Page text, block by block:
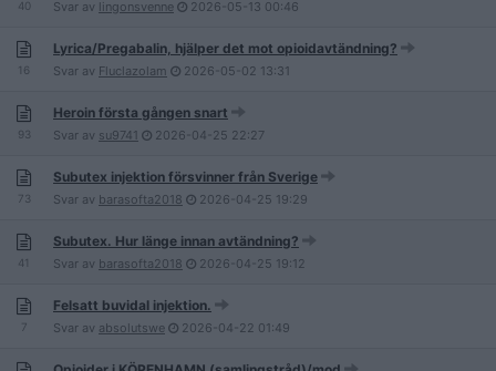
40 Svar av lingonsvenne 2026-05-13 00:46
16
Lyrica/Pregabalin, hjälper det mot opioidavtändning?
Svar av Fluclazolam 2026-05-02 13:31
93
Heroin första gången snart
Svar av su9741 2026-04-25 22:27
73
Subutex injektion försvinner från Sverige
Svar av barasofta2018 2026-04-25 19:29
41
Subutex. Hur länge innan avtändning?
Svar av barasofta2018 2026-04-25 19:12
7
Felsatt buvidal injektion.
Svar av absolutswe 2026-04-22 01:49